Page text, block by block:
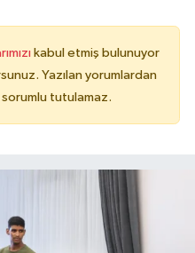
kabul etmiş bulunuyor
Yazılan yorumlardan
tutulamaz.